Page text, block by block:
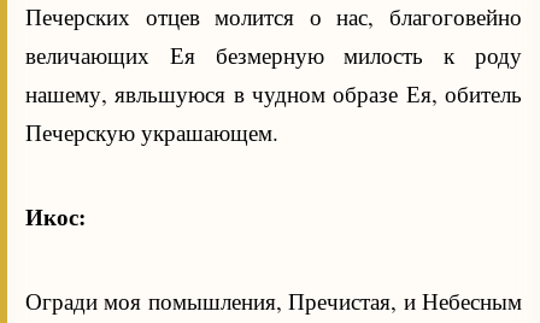
Печерских отцев молится о нас, благоговейно
величающих Ея безмерную милость к роду
нашему, явльшуюся в чудном образе Ея, обитель
Печерскую украшающем.
Икос:
Огради моя помышления, Пречистая, и Небесным